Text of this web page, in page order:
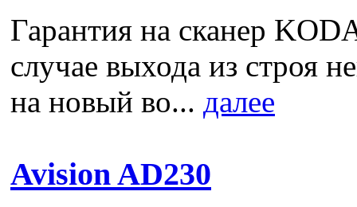
Гарантия на сканер
случае выхода из строя
на новый во... далее
Avision AD230